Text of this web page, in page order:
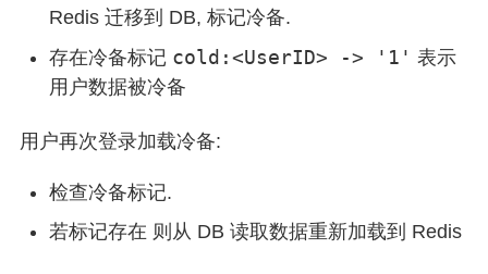
Redis 迁移到 DB, 标记冷备.
存在冷备标记 cold:<UserID> -> '1' 表示
用户数据被冷备
用户再次登录加载冷备:
检查冷备标记.
若标记存在 则从 DB 读取数据重新加载到 Redis